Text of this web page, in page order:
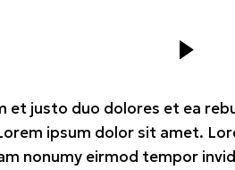
et justo duo dolores et ea
ipsum dolor sit amet.
nonumy eirmod tempor